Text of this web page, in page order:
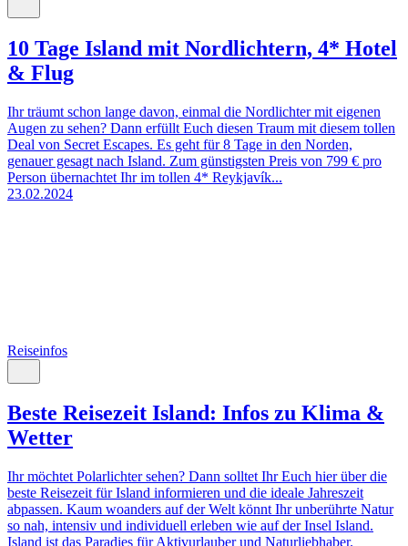
10 Tage Island mit Nordlichtern, 4* Hotel
& Flug
Ihr träumt schon lange davon, einmal die Nordlichter mit eigenen
Augen zu sehen? Dann erfüllt Euch diesen Traum mit diesem tollen
Deal von Secret Escapes. Es geht für 8 Tage in den Norden,
genauer gesagt nach Island. Zum günstigsten Preis von 799 € pro
Person übernachtet Ihr im tollen 4* Reykjavík...
23.02.2024
Reiseinfos
Beste Reisezeit Island: Infos zu Klima &
Wetter
Ihr möchtet Polarlichter sehen? Dann solltet Ihr Euch hier über die
beste Reisezeit für Island informieren und die ideale Jahreszeit
abpassen. Kaum woanders auf der Welt könnt Ihr unberührte Natur
so nah, intensiv und individuell erleben wie auf der Insel Island.
Island ist das Paradies für Aktivurlauber und Naturliebhaber.